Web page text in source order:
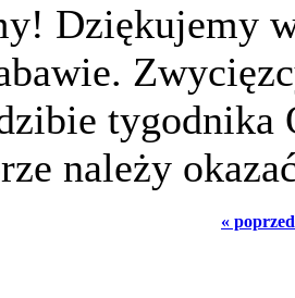
Dziękujemy
tygodnika
należy
«